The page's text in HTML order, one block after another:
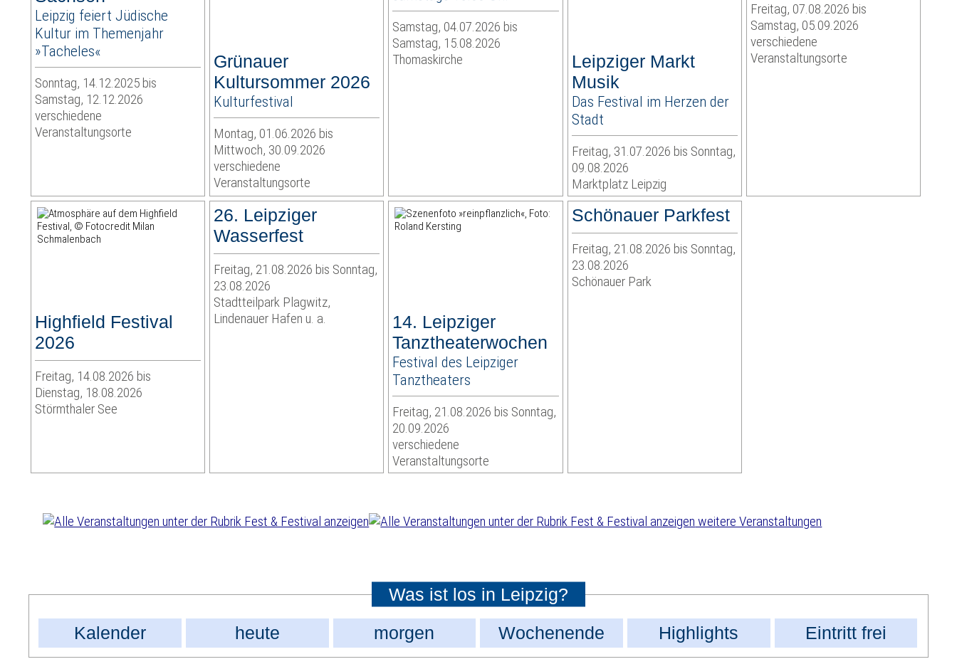
Leipzig feiert Jüdische
Kultur im Themenjahr
»Tacheles«
Sonntag, 14.12.2025 bis
Samstag, 12.12.2026
verschiedene
Veranstaltungsorte
Grünauer
Kultursommer 2026
Kulturfestival
Montag, 01.06.2026 bis
Mittwoch, 30.09.2026
verschiedene
Veranstaltungsorte
Samstag, 04.07.2026 bis
Samstag, 15.08.2026
Thomaskirche
Leipziger Markt
Musik
Das Festival im Herzen der
Stadt
Freitag, 31.07.2026 bis Sonntag,
09.08.2026
Marktplatz Leipzig
Freitag, 07.08.2026 bis
Samstag, 05.09.2026
verschiedene
Veranstaltungsorte
Highfield Festival
2026
Freitag, 14.08.2026 bis
Dienstag, 18.08.2026
Störmthaler See
26. Leipziger
Wasserfest
Freitag, 21.08.2026 bis Sonntag,
23.08.2026
Stadtteilpark Plagwitz,
Lindenauer Hafen u. a.
14. Leipziger
Tanztheaterwochen
Festival des Leipziger
Tanztheaters
Freitag, 21.08.2026 bis Sonntag,
20.09.2026
verschiedene
Veranstaltungsorte
Schönauer Parkfest
Freitag, 21.08.2026 bis Sonntag,
23.08.2026
Schönauer Park
weitere Veranstaltungen
Was ist los in Leipzig?
Kalender
heute morgen Wochenende Highlights Eintritt frei